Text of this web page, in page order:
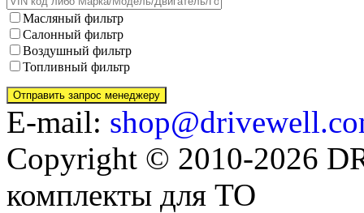
Масляный фильтр
Салонный фильтр
Воздушный фильтр
Топливный фильтр
E-mail:
Copyright © 2010-2026
комплекты для ТО